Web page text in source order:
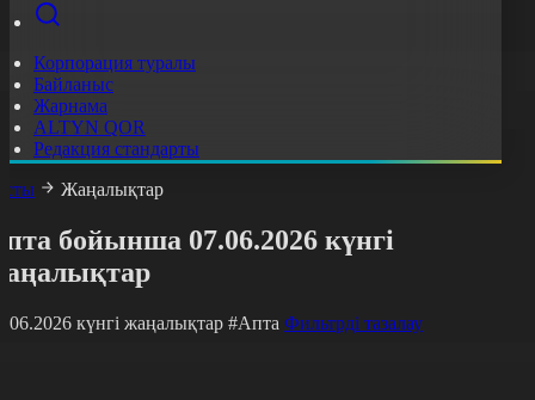
Корпорация туралы
Байланыс
Жарнама
ALTYN QOR
Редакция стандарты
Жаңалықтар
бойынша 07.06.2026 күнгі
күнгі жаңалықтар #Апта Фильтрді тазалау